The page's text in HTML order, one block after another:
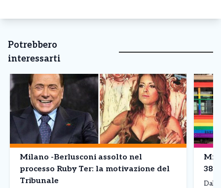
Potrebbero
interessarti
Milano -Berlusconi assolto nel
processo Ruby Ter: la motivazione del
Tribunale
Dallo